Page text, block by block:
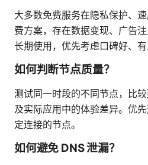
大多数免费服务在隐私保护、
费方案，存在数据变现、广告
长期使用，优先考虑口碑好、有
如何判断节点质量？
测试同一时段的不同节点，比
及实际应用中的体验差异。优
定连接的节点。
如何避免 DNS 泄漏？